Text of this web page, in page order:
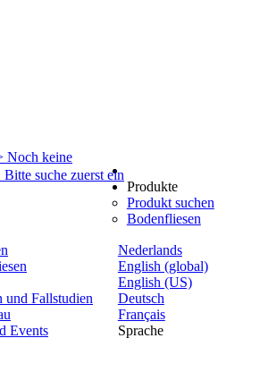
Noch keine
suche zuerst ein
Nederlands
English (global)
English (US)
Deutsch
Français
Sprache
Produkte
Produkt suchen
Bodenfliesen
und Fallstudien
Events